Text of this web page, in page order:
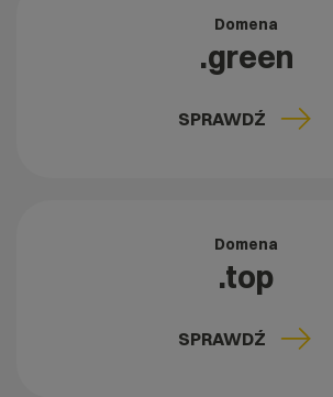
Domena
.green
SPRAWDŹ
Domena
.top
SPRAWDŹ